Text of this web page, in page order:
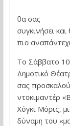
θα σας
συγκινήσει
πιο
Το Σάββατο
Δημοτικό
σας
ντοκιμαντέρ
Χόγκι Μόρις,
δύναμη του